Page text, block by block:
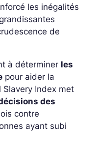
les inégalités
de
à déterminer les
pour aider la
Slavery Index met
des
contre
ayant subi